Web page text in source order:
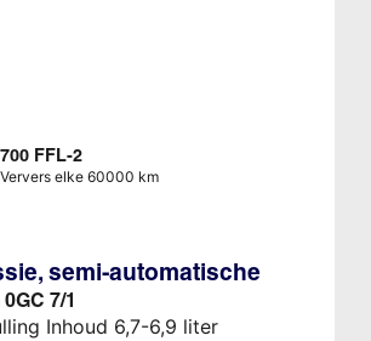
700 FFL-2
Ververs elke 60000 km
semi-automatische
7/1
Inhoud 6,7-6,9 liter